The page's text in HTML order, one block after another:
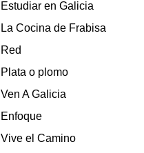
Estudiar en Galicia
La Cocina de Frabisa
Red
Plata o plomo
Ven A Galicia
Enfoque
Vive el Camino